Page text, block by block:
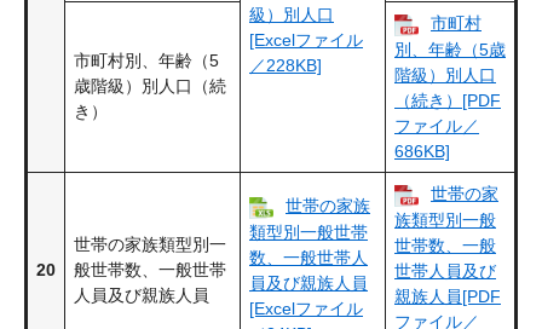
級）別人口
[Excelファイル
／228KB]
市町村別、年齢（5
歳階級）別人口（続
き）
市町村
別、年齢（5歳
階級）別人口
（続き）[PDF
ファイル／
686KB]
20
世帯の家族類型別一
般世帯数、一般世帯
人員及び親族人員
世帯の家族
類型別一般世帯
数、一般世帯人
員及び親族人員
[Excelファイル
世帯の家
族類型別一般
世帯数、一般
世帯人員及び
親族人員[PDF
ファイル／